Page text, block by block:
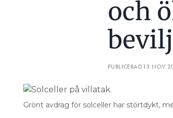
och
PUBLICERAD 13 NOV
Grönt avdrag för solceller har störtdykt,